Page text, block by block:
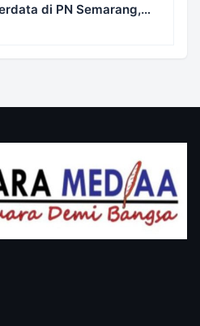
di PN Semarang,